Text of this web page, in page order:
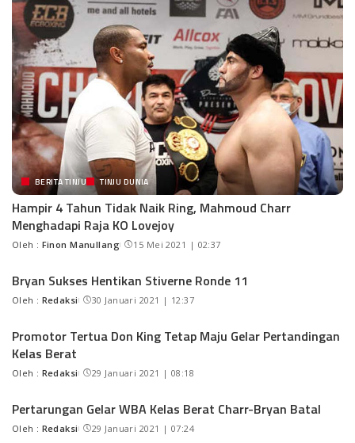
BERITA TINJU TINJU DUNIA
Hampir 4 Tahun Tidak Naik Ring, Mahmoud Charr
Menghadapi Raja KO Lovejoy
Oleh : Finon Manullang 15 Mei 2021 | 02:37
Bryan Sukses Hentikan Stiverne Ronde 11
Oleh : Redaksi 30 Januari 2021 | 12:37
Promotor Tertua Don King Tetap Maju Gelar Pertandingan
Kelas Berat
Oleh : Redaksi 29 Januari 2021 | 08:18
Pertarungan Gelar WBA Kelas Berat Charr-Bryan Batal
Oleh : Redaksi 29 Januari 2021 | 07:24